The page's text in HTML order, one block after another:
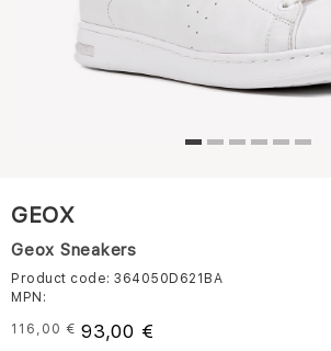
GEOX
Geox Sneakers
Product code: 364050D621BA
MPN:
116,00 € 93,00 €